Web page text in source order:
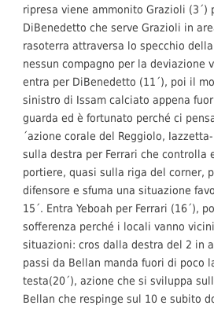
ripresa viene ammonito Grazioli (3´)
DiBenedetto che serve Grazioli in
rasoterra attraversa lo specchio
nessun compagno per la deviazione
entra per DiBenedetto (11´), poi il
sinistro di Issam calciato appena
guarda ed è fortunato perché ci
´azione corale del Reggiolo,
sulla destra per Ferrari che controlla
portiere, quasi sulla riga del corner,
difensore e sfuma una situazione
15´. Entra Yeboah per Ferrari (16´),
sofferenza perché i locali vanno
situazioni: cros dalla destra del 2 in
passi da Bellan manda fuori di poco
testa(20´), azione che si sviluppa
Bellan che respinge sul 10 e subito